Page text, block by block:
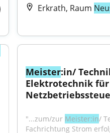
Erkrath, Raum
Meister:in/
Elektrotechnik
"...zum/zur Meister:in/
Fachrichtung Strom